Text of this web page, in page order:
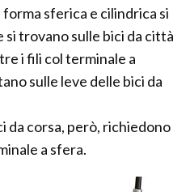
sferica e cilindrica si
si trovano sulle bici da città
i fili col terminale a
sulle leve delle bici da
da corsa, però, richiedono
a sfera.